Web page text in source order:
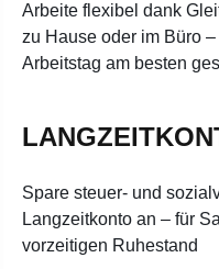
Arbeite flexibel dank
zu Hause oder im Büro
Arbeitstag am besten
Spare steuer- und
Langzeitkonto an – für
vorzeitigen Ruhestand